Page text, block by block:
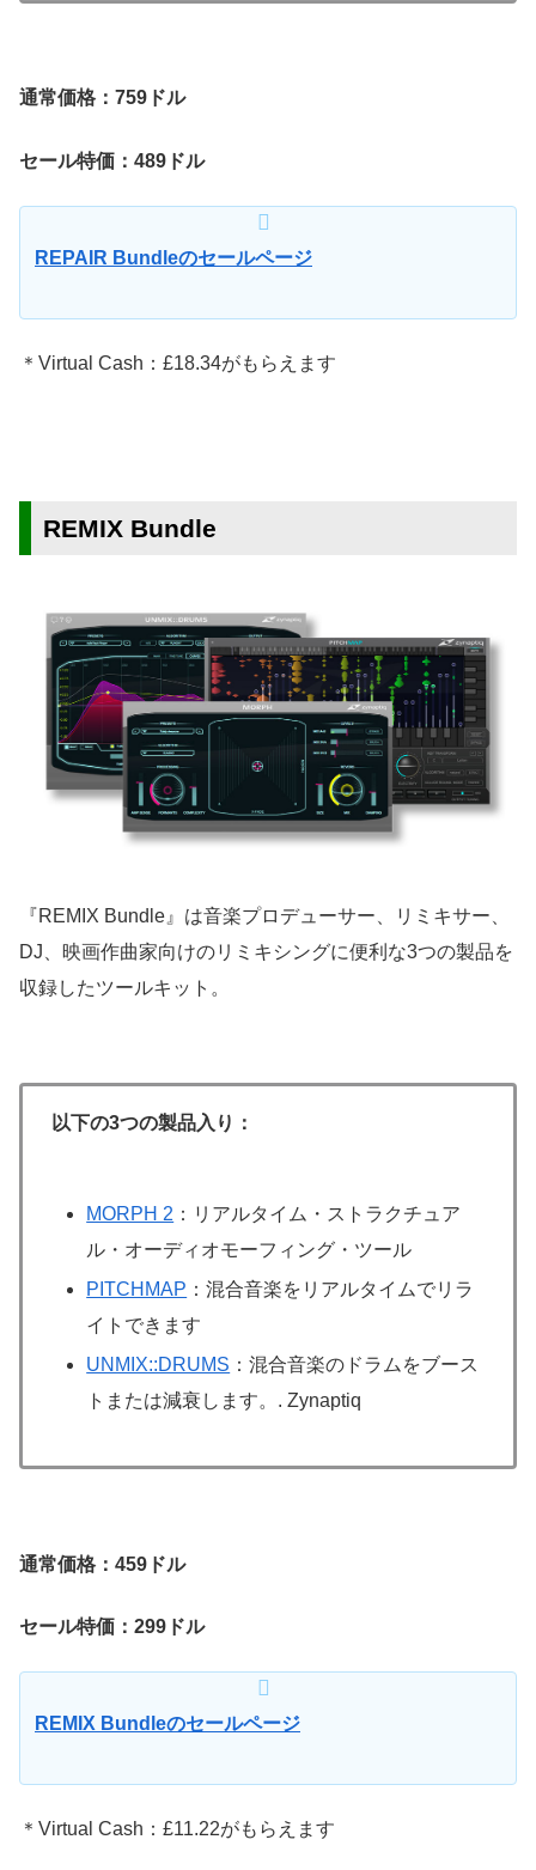
通常価格：759ドル
セール特価：489ドル
REPAIR Bundleのセールページ
＊Virtual Cash：£18.34がもらえます
REMIX Bundle
『REMIX Bundle』は音楽プロデューサー、リミキサー、
DJ、映画作曲家向けのリミキシングに便利な3つの製品を
収録したツールキット。
以下の3つの製品入り：
MORPH 2 ：リアルタイム・ストラクチュア
ル・オーディオモーフィング・ツール
PITCHMAP ：混合音楽をリアルタイムでリラ
イトできます
UNMIX::DRUMS ：混合音楽のドラムをブース
トまたは減衰します。. Zynaptiq
通常価格：459ドル
セール特価：299ドル
REMIX Bundleのセールページ
＊Virtual Cash：£11.22がもらえます